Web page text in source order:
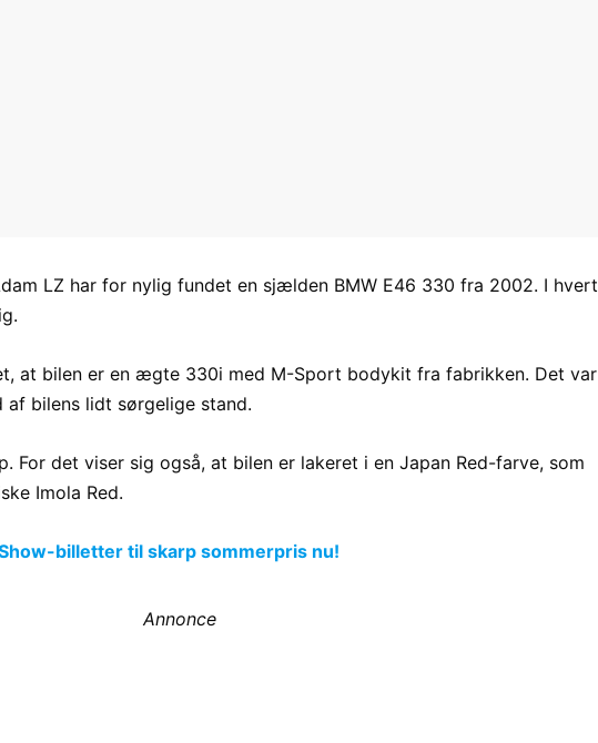
LZ har for nylig fundet en sjælden BMW E46 330 fra 2002. I hvert
at bilen er en ægte 330i med M-Sport bodykit fra fabrikken. Det var
bilens lidt sørgelige stand.
For det viser sig også, at bilen er lakeret i en Japan Red-farve, som
Imola Red.
billetter til skarp sommerpris nu!
Annonce